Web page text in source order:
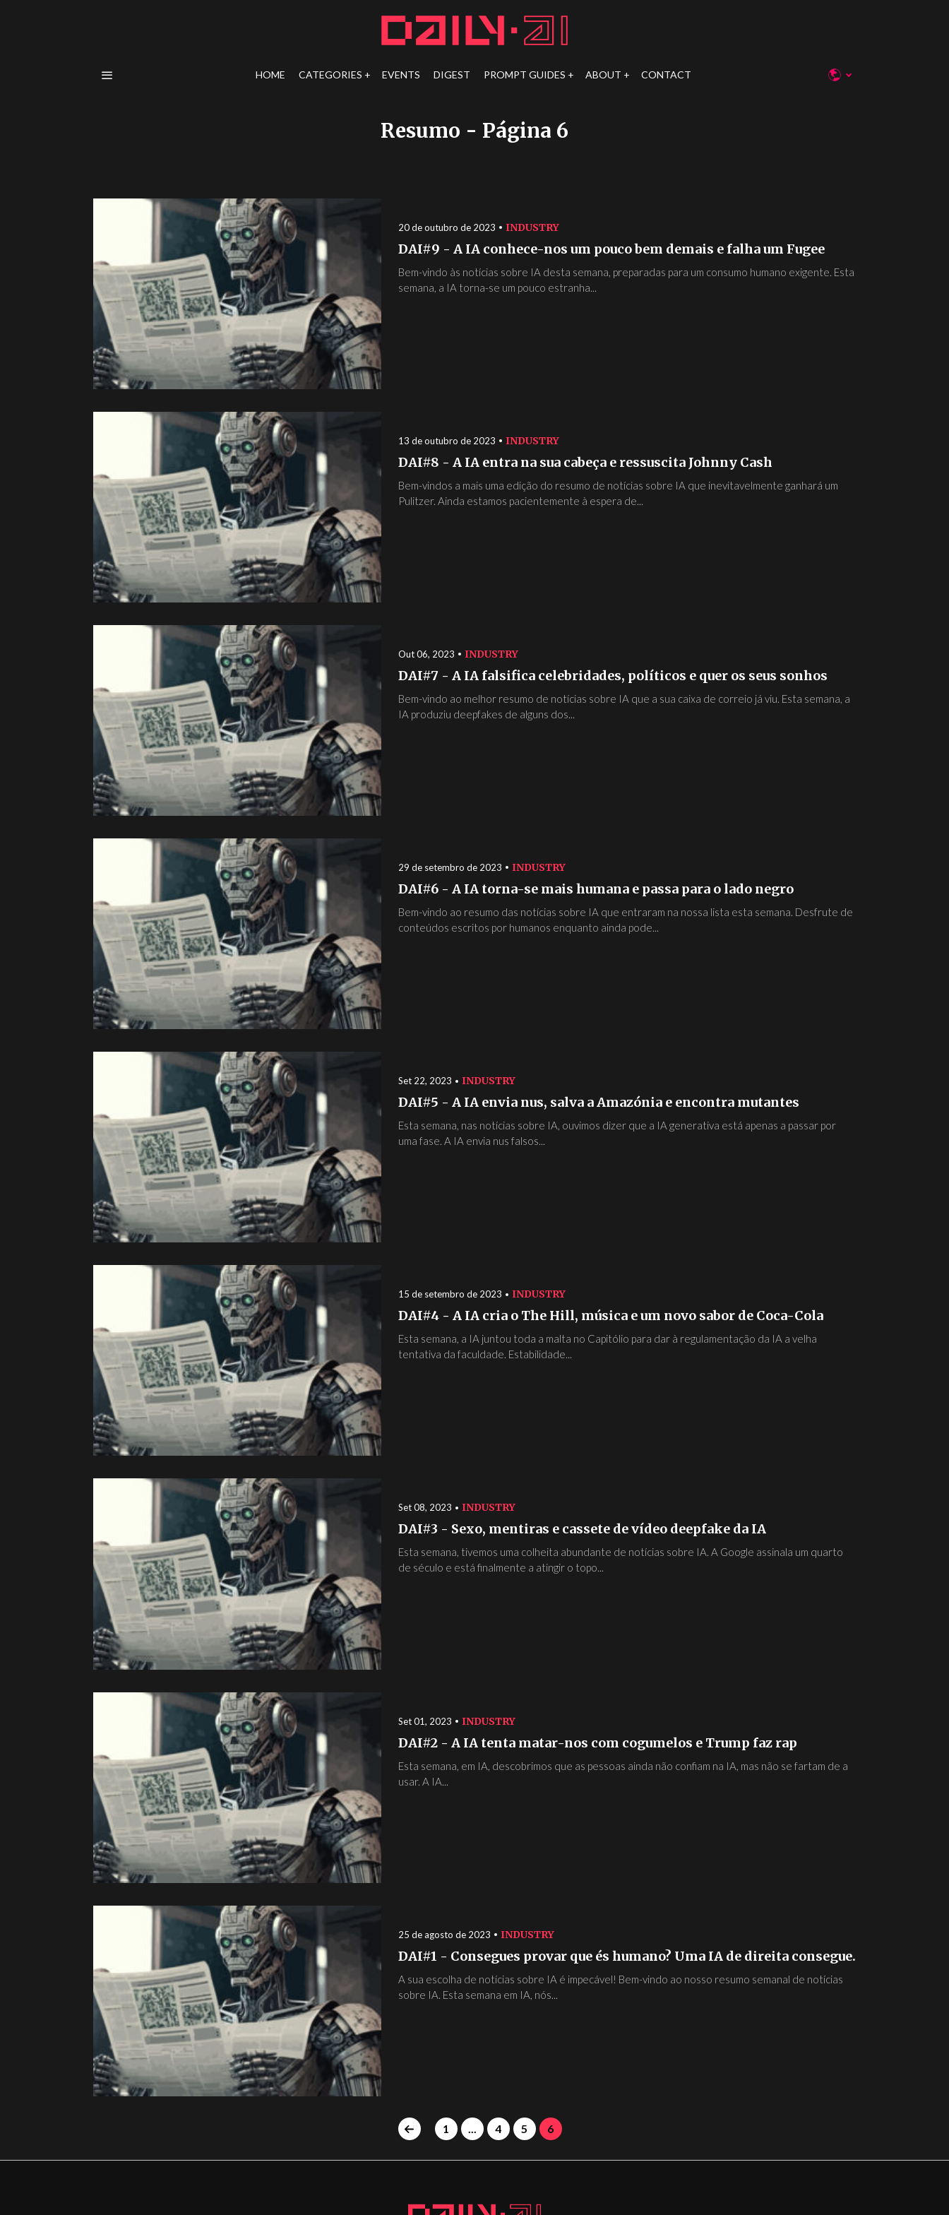
HOME CATEGORIES EVENTS DIGEST PROMPT GUIDES ABOUT CONTACT
Resumo - Página 6
20 de outubro de 2023 INDUSTRY
DAI#9 - A IA conhece-nos um pouco bem demais e falha um Fugee
Bem-vindo às notícias sobre IA desta semana, preparadas para um consumo humano exigente. Esta
semana, a IA torna-se um pouco estranha...
13 de outubro de 2023 INDUSTRY
DAI#8 - A IA entra na sua cabeça e ressuscita Johnny Cash
Bem-vindos a mais uma edição do resumo de notícias sobre IA que inevitavelmente ganhará um
Pulitzer. Ainda estamos pacientemente à espera de...
Out 06, 2023 INDUSTRY
DAI#7 - A IA falsifica celebridades, políticos e quer os seus sonhos
Bem-vindo ao melhor resumo de notícias sobre IA que a sua caixa de correio já viu. Esta semana, a
IA produziu deepfakes de alguns dos...
29 de setembro de 2023 INDUSTRY
DAI#6 - A IA torna-se mais humana e passa para o lado negro
Bem-vindo ao resumo das notícias sobre IA que entraram na nossa lista esta semana. Desfrute de
conteúdos escritos por humanos enquanto ainda pode...
Set 22, 2023 INDUSTRY
DAI#5 - A IA envia nus, salva a Amazónia e encontra mutantes
Esta semana, nas notícias sobre IA, ouvimos dizer que a IA generativa está apenas a passar por
uma fase. A IA envia nus falsos...
15 de setembro de 2023 INDUSTRY
DAI#4 - A IA cria o The Hill, música e um novo sabor de Coca-Cola
Esta semana, a IA juntou toda a malta no Capitólio para dar à regulamentação da IA a velha
tentativa da faculdade. Estabilidade...
Set 08, 2023 INDUSTRY
DAI#3 - Sexo, mentiras e cassete de vídeo deepfake da IA
Esta semana, tivemos uma colheita abundante de notícias sobre IA. A Google assinala um quarto
de século e está finalmente a atingir o topo...
Set 01, 2023 INDUSTRY
DAI#2 - A IA tenta matar-nos com cogumelos e Trump faz rap
Esta semana, em IA, descobrimos que as pessoas ainda não confiam na IA, mas não se fartam de a
usar. A IA...
25 de agosto de 2023 INDUSTRY
DAI#1 - Consegues provar que és humano? Uma IA de direita consegue.
A sua escolha de notícias sobre IA é impecável! Bem-vindo ao nosso resumo semanal de notícias
sobre IA. Esta semana em IA, nós...
1 4 5 6